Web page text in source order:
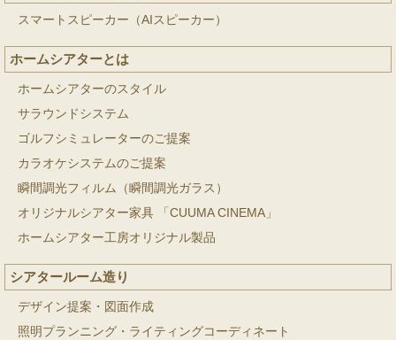
スマートスピーカー（AIスピーカー）
ホームシアターとは
ホームシアターのスタイル
サラウンドシステム
ゴルフシミュレーターのご提案
カラオケシステムのご提案
瞬間調光フィルム（瞬間調光ガラス）
オリジナルシアター家具 「CUUMA CINEMA」
ホームシアター工房オリジナル製品
シアタールーム造り
デザイン提案・図面作成
照明プランニング・ライティングコーディネート